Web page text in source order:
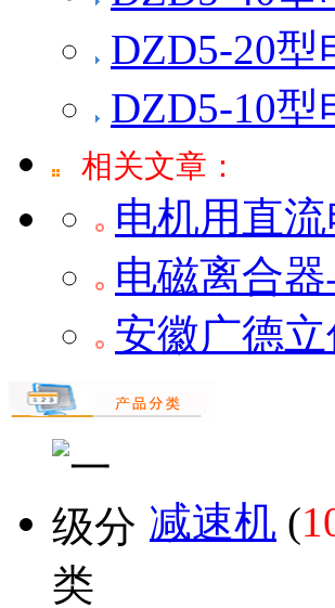
DZD5-20
DZD5-10
相关文章：
电机用直
电磁离合
安徽广德
减速机 (